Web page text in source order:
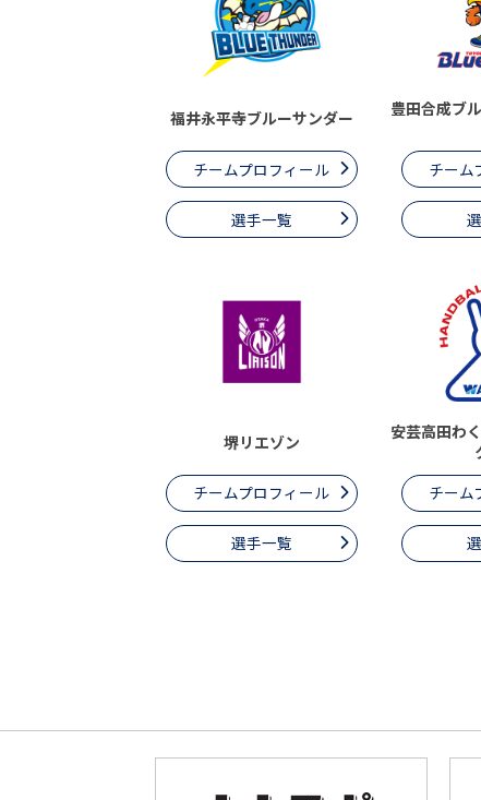
福井永平寺ブルーサンダー
チームプロフィール
選手一覧
豊田合成ブ
チーム
堺リエゾン
チームプロフィール
選手一覧
安芸高田わ
チーム